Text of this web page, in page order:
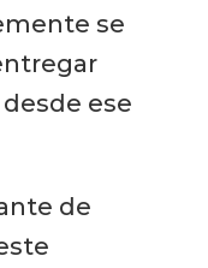
se
ese
de